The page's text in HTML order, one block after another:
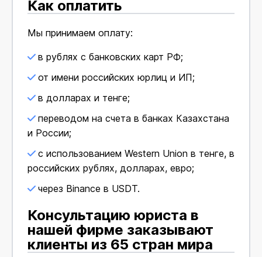
Как оплатить
Мы принимаем оплату:
в рублях с банковских карт РФ;
от имени российских юрлиц и ИП;
в долларах и тенге;
переводом на счета в банках Казахстана
и России;
с использованием Western Union в тенге, в
российских рублях, долларах, евро;
через Binance в USDT.
Консультацию юриста в
нашей фирме заказывают
клиенты из 65 стран мира